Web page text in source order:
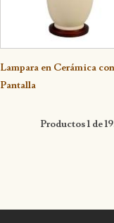
Detalle
Lampara en Cerámica con
Pantalla
Productos 1 de